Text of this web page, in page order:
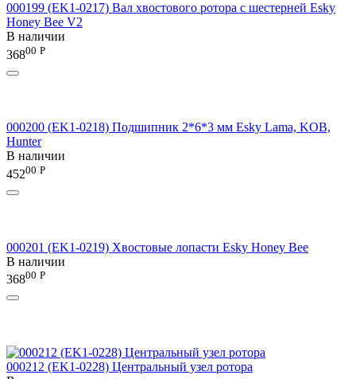
000199 (EK1-0217) Вал хвостового ротора с шестерней Esky
Honey Bee V2
В наличии
36800 Р
000200 (EK1-0218) Подшипник 2*6*3 мм Esky Lama, KOB,
Hunter
В наличии
45200 Р
000201 (EK1-0219) Хвостовые лопасти Esky Honey Bee
В наличии
36800 Р
000212 (EK1-0228) Центральный узел ротора